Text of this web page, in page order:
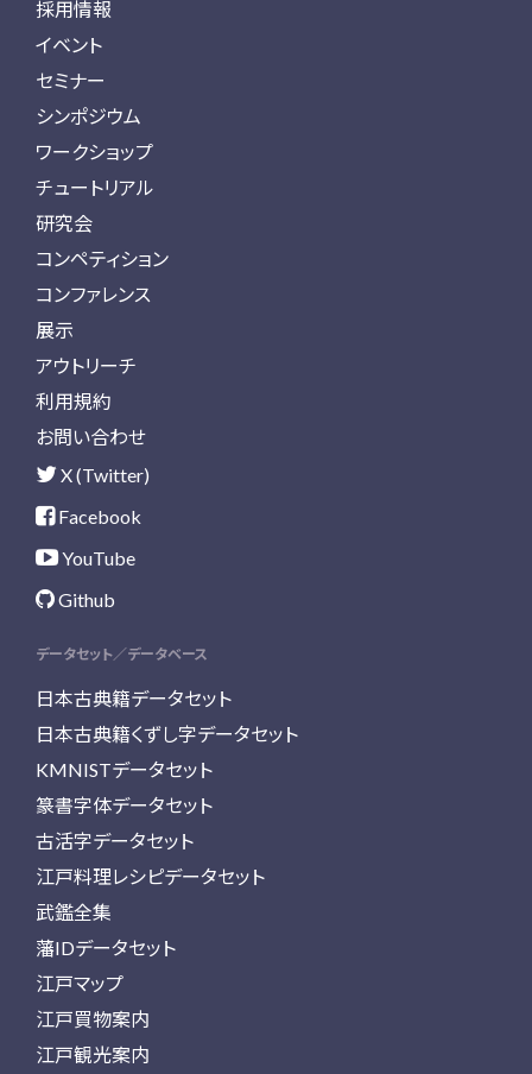
採用情報
イベント
セミナー
シンポジウム
ワークショップ
チュートリアル
研究会
コンペティション
コンファレンス
展示
アウトリーチ
利用規約
お問い合わせ
X (Twitter)
Facebook
YouTube
Github
データセット／データベース
日本古典籍データセット
日本古典籍くずし字データセット
KMNISTデータセット
篆書字体データセット
古活字データセット
江戸料理レシピデータセット
武鑑全集
藩IDデータセット
江戸マップ
江戸買物案内
江戸観光案内